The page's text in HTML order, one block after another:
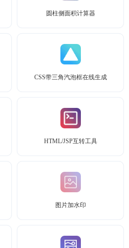
圆柱侧面积计算器
CSS带三角汽泡框在线生成
HTML/JSP互转工具
图片加水印